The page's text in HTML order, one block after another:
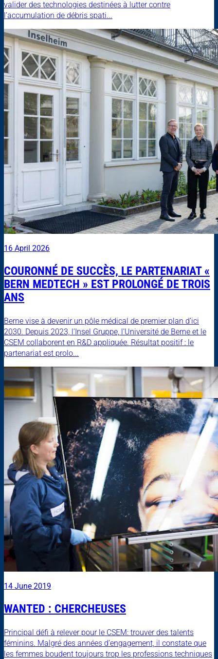
valider des technologies destinées à lutter contre
l’accumulation de débris spati...
16 April 2026
COURONNÉ DE SUCCÈS, LE PARTENARIAT «
BERN MEDTECH » EST PROLONGÉ DE TROIS
ANS
Berne vise à devenir un pôle médical de premier plan d’ici
2030. Depuis 2023, l’Insel Gruppe, l’Université de Berne et le
CSEM collaborent en R&D appliquée. Résultat positif : le
partenariat est prolo...
14 June 2019
WANTED : CHERCHEUSES
Principal défi à relever pour le CSEM: trouver des talents
féminins. Malgré des années d’engagement, il constate que
les femmes boudent toujours trop les professions techniques